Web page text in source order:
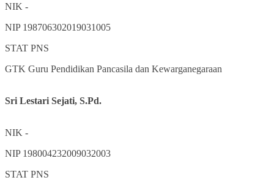
NIK -
NIP 198706302019031005
STAT PNS
GTK Guru Pendidikan Pancasila dan Kewarganegaraan
Sri Lestari Sejati, S.Pd.
NIK -
NIP 198004232009032003
STAT PNS